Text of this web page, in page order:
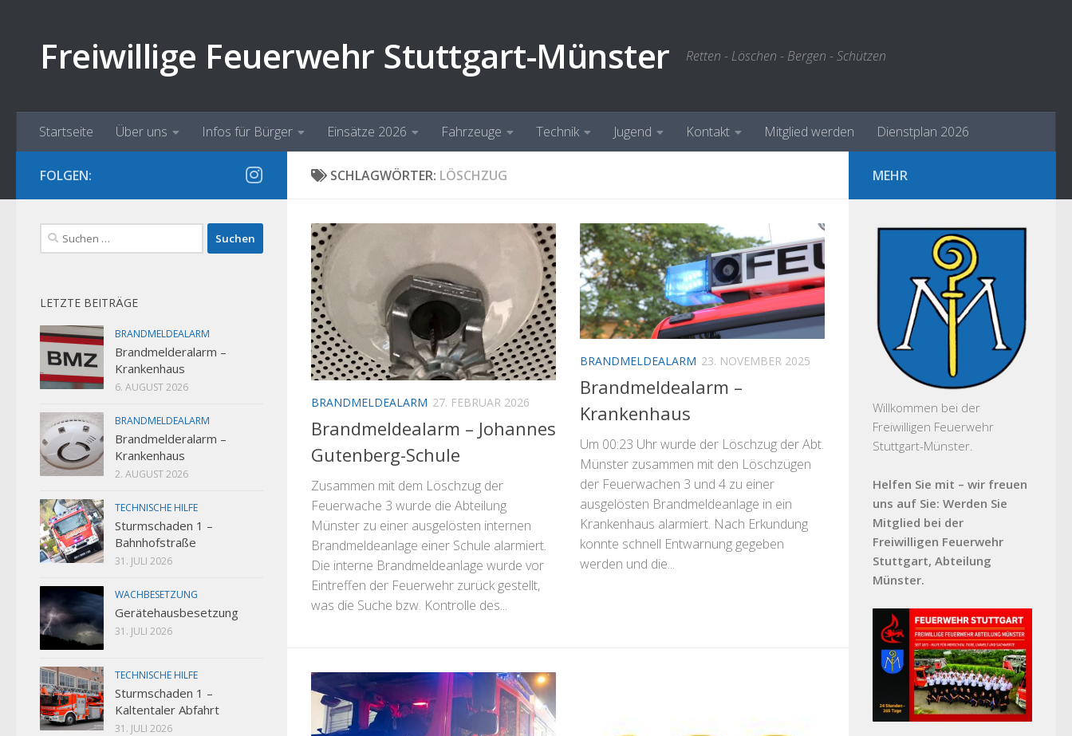
Freiwillige Feuerwehr Stuttgart-Münster Retten - Löschen - Bergen - Schützen
Startseite Über uns Infos für Bürger Einsätze 2026 Fahrzeuge Technik Jugend Kontakt Mitglied werden Dienstplan 2026
SCHLAGWÖRTER: LÖSCHZUG
BRANDMELDEALARM 27. FEBRUAR 2026
Brandmeldealarm – Johannes
Gutenberg-Schule
Zusammen mit dem Löschzug der
Feuerwache 3 wurde die Abteilung
Münster zu einer ausgelösten internen
Brandmeldeanlage einer Schule alarmiert.
Die interne Brandmeldeanlage wurde vor
Eintreffen der Feuerwehr zurück gestellt,
was die Suche bzw. Kontrolle des...
BRANDMELDEALARM 23. NOVEMBER 2025
Brandmeldealarm –
Krankenhaus
Um 00:23 Uhr wurde der Löschzug der Abt.
Münster zusammen mit den Löschzügen
der Feuerwachen 3 und 4 zu einer
ausgelösten Brandmeldeanlage in ein
Krankenhaus alarmiert. Nach Erkundung
konnte schnell Entwarnung gegeben
werden und die...
FOLGEN:
Suchen
nach:
LETZTE BEITRÄGE
BRANDMELDEALARM
Brandmelderalarm –
Krankenhaus
6. AUGUST 2026
BRANDMELDEALARM
Brandmelderalarm –
Krankenhaus
2. AUGUST 2026
TECHNISCHE HILFE
Sturmschaden 1 –
Bahnhofstraße
31. JULI 2026
WACHBESETZUNG
Gerätehausbesetzung
31. JULI 2026
TECHNISCHE HILFE
Sturmschaden 1 –
Kaltentaler Abfahrt
31. JULI 2026
MEHR
Willkommen bei der
Freiwilligen Feuerwehr
Stuttgart-Münster.
Helfen Sie mit – wir freuen
uns auf Sie: Werden Sie
Mitglied bei der
Freiwilligen Feuerwehr
Stuttgart, Abteilung
Münster.